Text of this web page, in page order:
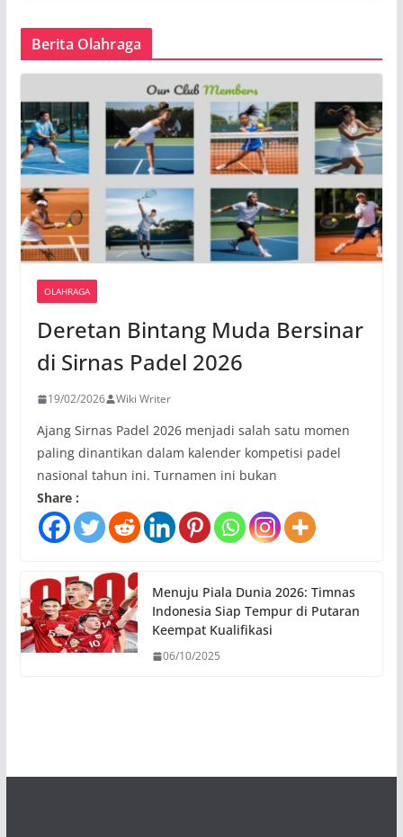
Berita Olahraga
OLAHRAGA
Deretan Bintang Muda Bersinar
di Sirnas Padel 2026
19/02/2026 Wiki Writer
Ajang Sirnas Padel 2026 menjadi salah satu momen
paling dinantikan dalam kalender kompetisi padel
nasional tahun ini. Turnamen ini bukan
Share :
Menuju Piala Dunia 2026: Timnas
Indonesia Siap Tempur di Putaran
Keempat Kualifikasi
06/10/2025